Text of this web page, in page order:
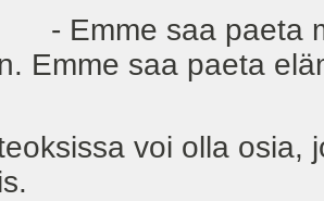
Emme saa paeta
Emme saa paeta
voi olla osia,